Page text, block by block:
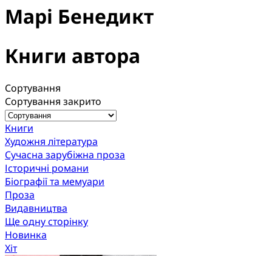
Марі Бенедикт
Книги автора
Сортування
Сортування закрито
Книги
Художня література
Сучасна зарубіжна проза
Історичні романи
Біографії та мемуари
Проза
Видавництва
Ще одну сторінку
Новинка
Хіт